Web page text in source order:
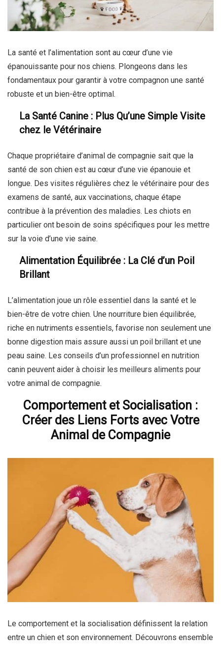
La santé et l’alimentation sont au cœur d’une vie
épanouissante pour nos chiens. Plongeons dans les
fondamentaux pour garantir à votre compagnon une santé
robuste et un bien-être optimal.
La Santé Canine : Plus Qu’une Simple Visite
chez le Vétérinaire
Chaque propriétaire d’animal de compagnie sait que la
santé de son chien est au cœur d’une vie épanouie et
longue. Des visites régulières chez le vétérinaire pour des
examens de santé, aux vaccinations, chaque étape
contribue à la prévention des maladies. Les chiots en
particulier ont besoin de soins spécifiques pour les mettre
sur la voie d’une vie saine.
Alimentation Équilibrée : La Clé d’un Poil
Brillant
L’alimentation joue un rôle essentiel dans la santé et le
bien-être de votre chien. Une nourriture bien équilibrée,
riche en nutriments essentiels, favorise non seulement une
bonne digestion mais assure aussi un poil brillant et une
peau saine. Les conseils d’un professionnel en nutrition
canin peuvent aider à choisir les meilleurs aliments pour
votre animal de compagnie.
Comportement et Socialisation :
Créer des Liens Forts avec Votre
Animal de Compagnie
Le comportement et la socialisation définissent la relation
entre un chien et son environnement. Découvrons ensemble